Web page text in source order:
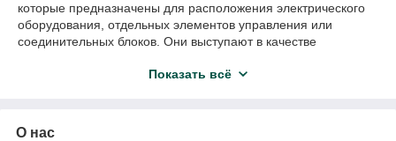
которые предназначены для расположения электрического
оборудования, отдельных элементов управления или
соединительных блоков. Они выступают в качестве
людей от контакта с токопроводящими частями встроенного
удары).
Показать всё
О нас